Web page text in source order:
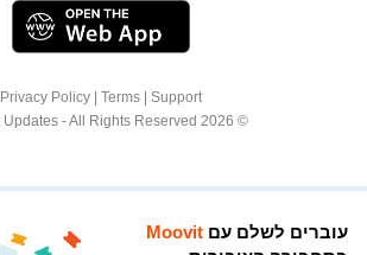
עוברים לשלם עם Moovit
Privacy Policy | Terms | Support
© 2026 Moovit Updates - All Rights Reserved.